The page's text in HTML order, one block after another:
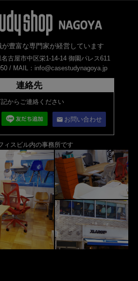
豊富な専門家が経営しています
古屋市中区栄1-14-14 御園パレス611
/ MAIL：info@casestudynagoya.jp
連絡先
からご連絡ください
email お問い合わせ
ィスビル内の事務所です